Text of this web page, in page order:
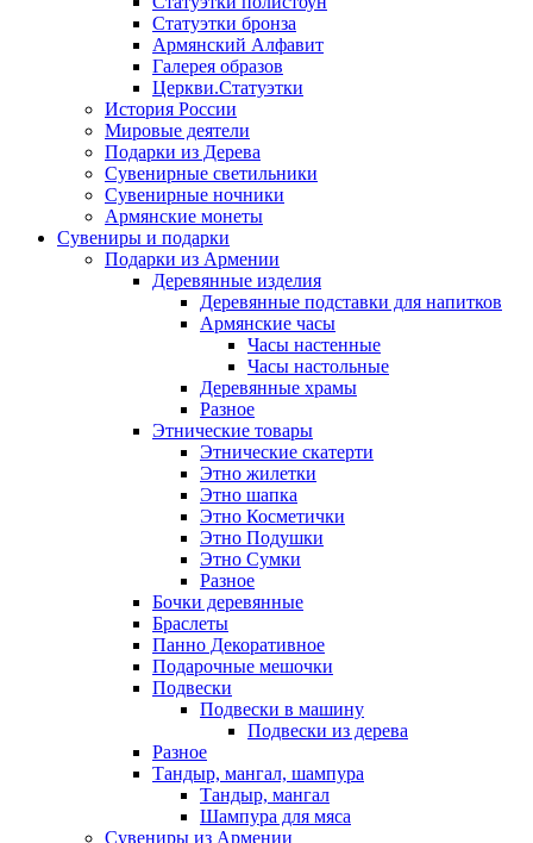
Статуэтки бронза
Армянский Алфавит
Галерея образов
Церкви.Статуэтки
История России
Мировые деятели
Подарки из Дерева
Сувенирные светильники
Сувенирные ночники
Армянские монеты
Сувениры и подарки
Подарки из Армении
Деревянные изделия
Деревянные подставки для напитков
Армянские часы
Часы настенные
Часы настольные
Деревянные храмы
Разное
Этнические товары
Этнические скатерти
Этно жилетки
Этно шапка
Этно Косметички
Этно Подушки
Этно Сумки
Разное
Бочки деревянные
Браслеты
Панно Декоративное
Подарочные мешочки
Подвески
Подвески в машину
Подвески из дерева
Разное
Тандыр, мангал, шампура
Тандыр, мангал
Шампура для мяса
Сувениры из Армении